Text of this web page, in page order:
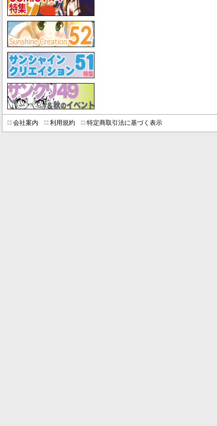
会社案内 利用規約 特定商取引法に基づく表示